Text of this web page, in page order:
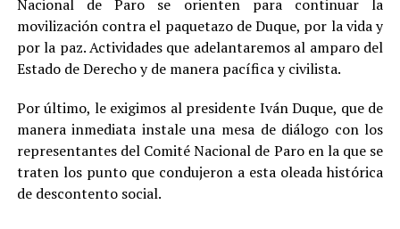
Nacional de Paro se orienten para continuar la
movilización contra el paquetazo de Duque, por la vida y
por la paz. Actividades que adelantaremos al amparo del
Estado de Derecho y de manera pacífica y civilista.
Por último, le exigimos al presidente Iván Duque, que de
manera inmediata instale una mesa de diálogo con los
representantes del Comité Nacional de Paro en la que se
traten los punto que condujeron a esta oleada histórica
de descontento social.